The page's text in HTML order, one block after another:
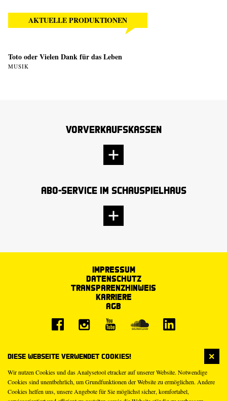
Diese Webseite verwendet Cookies!
Wir nutzen Cookies und das Analysetool etracker auf unserer Website. Notwendige
Cookies sind unentbehrlich, um Grundfunktionen der Website zu ermöglichen. Andere
Cookies helfen uns, unsere Angebote für Sie möglichst sicher, komfortabel,
AKTUELLE PRODUKTIONEN
Toto oder Vielen Dank für das Leben
MUSIK
Vorverkaufskassen
Abo-Service im Schauspielhaus
Impressum
Datenschutz
Transparenzhinweis
Karriere
AGB